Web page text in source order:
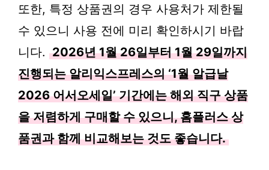
또한, 특정 상품권의 경우 사용처가 제한될
수 있으니 사용 전에 미리 확인하시기 바랍
니다. 2026년 1월 26일부터 1월 29일까지
진행되는 알리익스프레스의 ‘1월 알급날
2026 어서오세일’ 기간에는 해외 직구 상품
을 저렴하게 구매할 수 있으니, 홈플러스 상
품권과 함께 비교해보는 것도 좋습니다.